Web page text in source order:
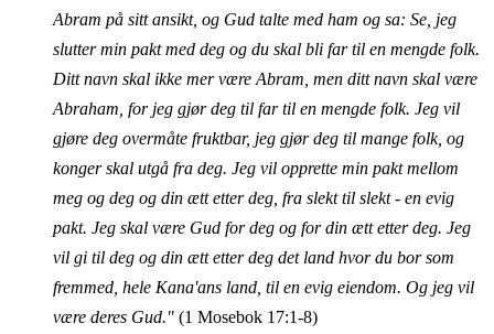
Abram på sitt ansikt, og Gud talte med ham og sa: Se, jeg
slutter min pakt med deg og du skal bli far til en mengde folk.
Ditt navn skal ikke mer være Abram, men ditt navn skal være
Abraham, for jeg gjør deg til far til en mengde folk. Jeg vil
gjøre deg overmåte fruktbar, jeg gjør deg til mange folk, og
konger skal utgå fra deg. Jeg vil opprette min pakt mellom
meg og deg og din ætt etter deg, fra slekt til slekt - en evig
pakt. Jeg skal være Gud for deg og for din ætt etter deg. Jeg
vil gi til deg og din ætt etter deg det land hvor du bor som
fremmed, hele Kana'ans land, til en evig eiendom. Og jeg vil
være deres Gud." (1 Mosebok 17:1-8)